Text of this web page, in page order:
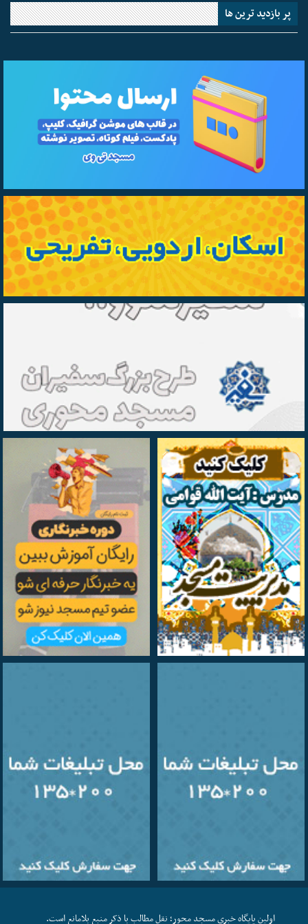
پر بازدید ترین ها
اولین پایگاه خبری مسجد محور؛ نقل مطالب با ذکر منبع بلامانع است.